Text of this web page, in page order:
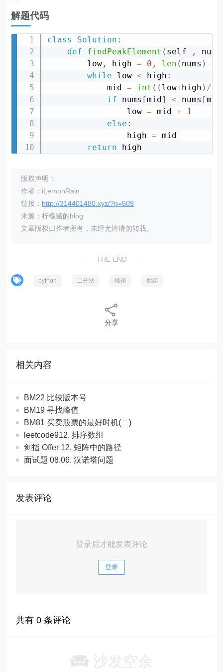
解题代码
class Solution :
def
findPeakElement ( self , nums
        low
, high = 0 , len ( nums ) -
while low < high :
            mid
= int ( ( low+high ) /
if nums [mid] < nums [mid
                low
= mid +
1
else :
                high
= mid
return
版权声明：
作者：iLemonRain
链接： http://314401480.xyz/?p=509
来源：柠檬酱的blog
文章版权归作者所有，未经允许请勿转载。
THE END
python 二分法 峰值 数组
分享
相关内容
BM22 比较版本号
BM19 寻找峰值
BM81 买卖股票的最好时机(二)
leetcode912. 排序数组
剑指 Offer 12. 矩阵中的路径
面试题 08.06. 汉诺塔问题
发表评论
登录后才能发表评论
登录
共有0 条评论
沙发空余